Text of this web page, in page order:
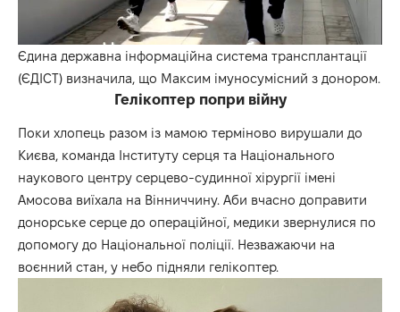
Єдина державна інформаційна система трансплантації
(ЄДІСТ) визначила, що Максим імуносумісний з донором.
Гелікоптер попри війну
Поки хлопець разом із мамою терміново вирушали до
Києва, команда Інституту серця та Національного
наукового центру серцево-судинної хірургії імені
Амосова виїхала на Вінниччину. Аби вчасно доправити
донорське серце до операційної, медики звернулися по
допомогу до Національної поліції. Незважаючи на
воєнний стан, у небо підняли гелікоптер.